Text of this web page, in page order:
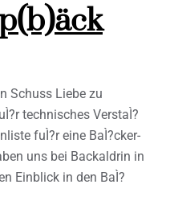
Schuss Liebe zu
technisches VerstaÌ?
fuÌ?r eine BaÌ?cker-
uns bei Backaldrin in
Einblick in den BaÌ?